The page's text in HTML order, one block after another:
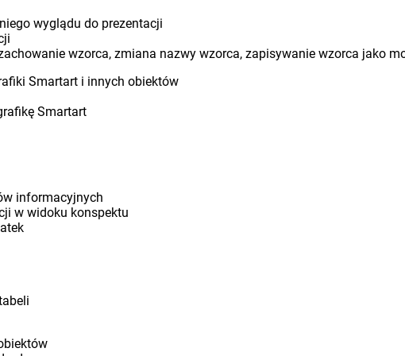
wyglądu do prezentacji
wzorca, zmiana nazwy wzorca, zapisywanie wzorca jako
Smartart i innych obiektów
Smartart
informacyjnych
w widoku konspektu